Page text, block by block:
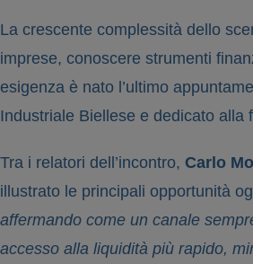
La crescente complessità dello
imprese, conoscere strumenti
esigenza è nato l’ultimo
Industriale Biellese e dedicato alla
Tra i relatori dell’incontro, Carlo
illustrato le principali opportunità
affermando come un canale
accesso alla liquidità più rapido,